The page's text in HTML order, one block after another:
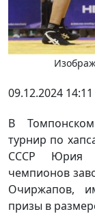
09.12.2024 14:11
В
турнир по
СССР Юрия
чемпионов
Очиржапов,
призы в